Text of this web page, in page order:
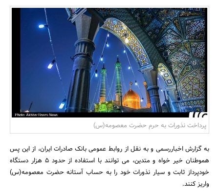
بانک، بیمه و سرمایه
مسکن و ساختمان
پرداخت نذورات به حرم حضرت معصومه(س)
به گزارش اخباررسمی و به نقل از روابط عمومی بانک صادرات ایران، از این پس
هموطنان خیر خواه و متدین، می توانند با استفاده از حدود 5 هزار دستگاه
خودپرداز ثابت و سیار نذورات خود را به حساب آستانه حضرت معصومه(س)
واریز کنند.